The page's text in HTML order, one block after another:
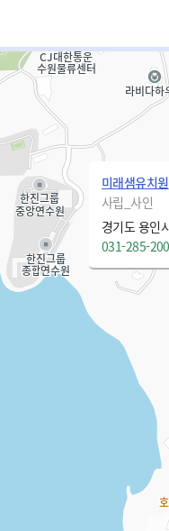
미래샘유치원
사립_사인
경기도 용인
031-285-